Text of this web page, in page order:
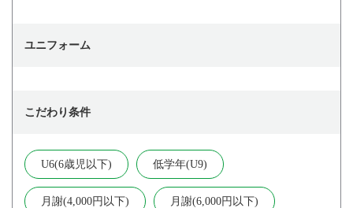
ユニフォーム
こだわり条件
U6(6歳児以下) 低学年(U9)
月謝(4,000円以下) 月謝(6,000円以下)